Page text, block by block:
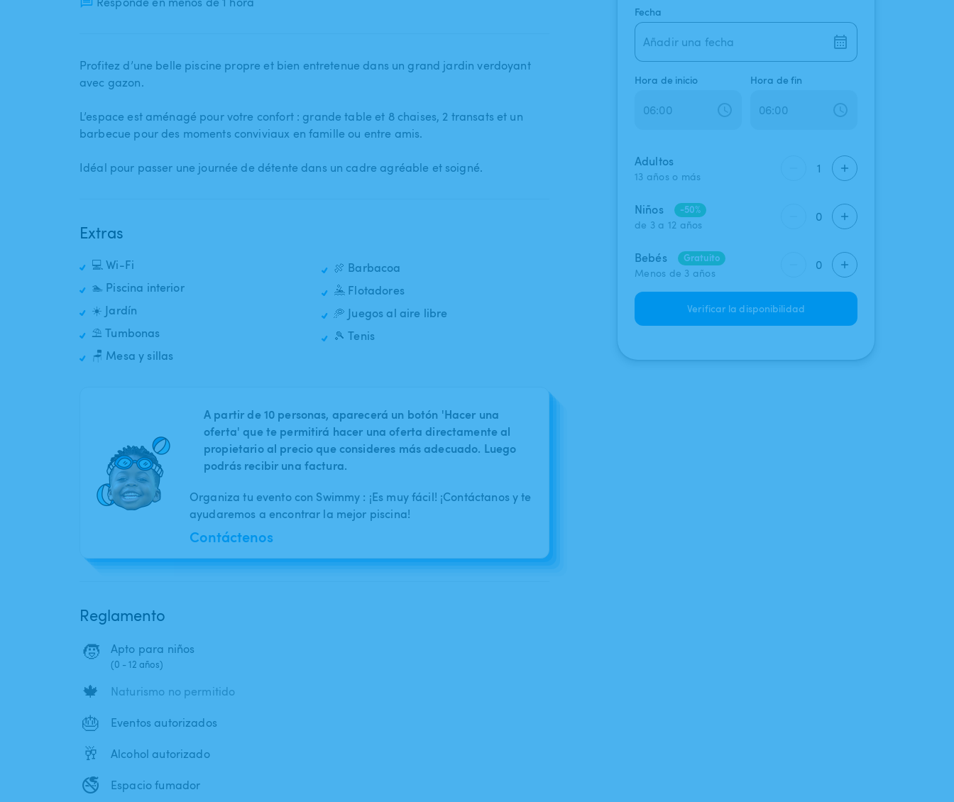
Profitez d’une belle piscine propre et bien entretenue dans un grand jardin verdoyant
avec gazon.
L’espace est aménagé pour votre confort : grande table et 8 chaises​,​ 2 transats et un
barbecue pour des moments conviviaux en famille ou entre amis.
Idéal pour passer une journée de détente dans un cadre agréable et soigné.
Extras
💻 Wi-Fi
🏊 Piscina interior
☀️ Jardín
⛱️ Tumbonas
🪑 Mesa y sillas
🍖 Barbacoa
🤽 Flotadores
🥏 Juegos al aire libre
🎾 Tenis
A partir de 10 personas, aparecerá un botón 'Hacer una
oferta' que te permitirá hacer una oferta directamente al
propietario al precio que consideres más adecuado. Luego
podrás recibir una factura.
Organiza tu evento con Swimmy : ¡Es muy fácil! ¡Contáctanos y te
ayudaremos a encontrar la mejor piscina!
Contáctenos
Reglamento
🧒 Apto para niños
(0 - 12 años)
🍁 Naturismo no permitido
🎂 Eventos autorizados
🥂 Alcohol autorizado
🚭 Espacio fumador
Fecha
Añadir una fecha
Hora de inicio Hora de fin
Adultos
13 años o más
1
Niños
-50%
de 3 a 12 años
0
Bebés
Gratuito
Menos de 3 años
0
Verificar la disponibilidad